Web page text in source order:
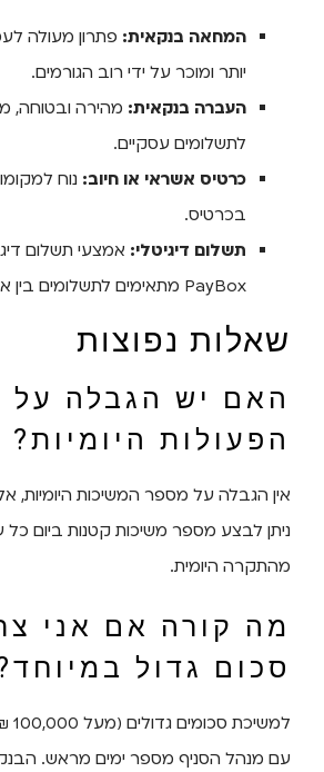
המחאה בנקאית: פתרון מעולה
יותר ומוכר על ידי רוב הגורמים.
העברה בנקאית: מהירה ובטוחה,
לתשלומים עסקיים.
כרטיס אשראי או חיוב: נוח
בכרטיס.
תשלום דיגיטלי: אמצעי תשלום
PayBox מתאימים לתשלומים בין אנשים פרטיים.
שאלות נפוצות
האם יש הגבלה על
הפעולות היומיות?
אין הגבלה על מספר המשיכות היומיות,
ניתן לבצע מספר משיכות קטנות ביום כל
מהתקרה היומית.
מה קורה אם אני
סכום גדול
עם מנהל הסניף מספר ימים מראש. הבנק